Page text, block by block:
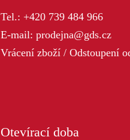
Tel.: +420 739 484 966
E-mail: prodejna@gds.cz
Vrácení zboží / Odstoupení
Otevírací doba